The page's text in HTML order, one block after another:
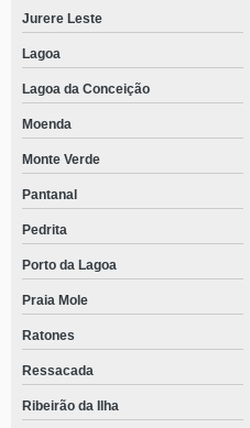
Jurere Leste
Lagoa
Lagoa da Conceição
Moenda
Monte Verde
Pantanal
Pedrita
Porto da Lagoa
Praia Mole
Ratones
Ressacada
Ribeirão da Ilha